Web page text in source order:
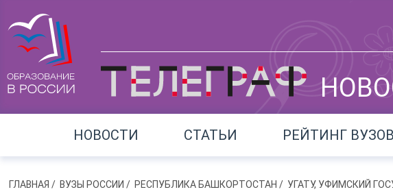
НОВОСТИ СТАТЬИ РЕЙТИНГ ВУЗОВ
ГЛАВНАЯ / ВУЗЫ РОССИИ / РЕСПУБЛИКА БАШКОРТОСТАН / УГАТУ, УФИМСКИЙ